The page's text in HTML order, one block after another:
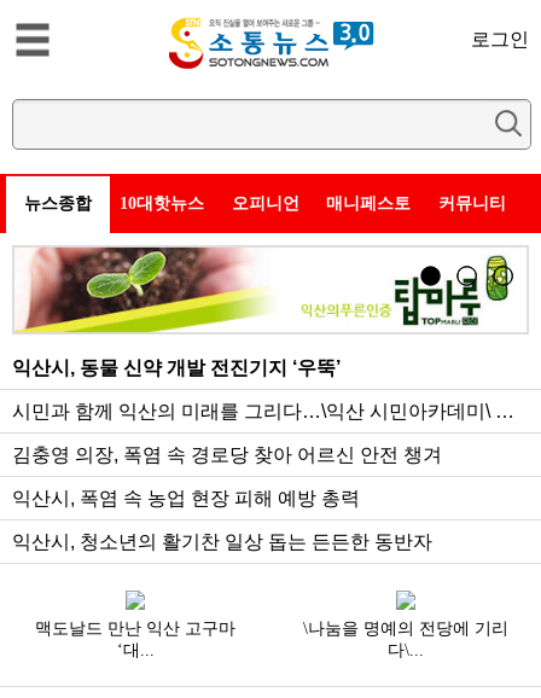
로그인
뉴스종합 10대핫뉴스 오피니언 매니페스토 커뮤니티
익산시, 동물 신약 개발 전진기지 ‘우뚝’
시민과 함께 익산의 미래를 그리다…\익산 시민아카데미\ 본
격 운영
김충영 의장, 폭염 속 경로당 찾아 어르신 안전 챙겨
익산시, 폭염 속 농업 현장 피해 예방 총력
익산시, 청소년의 활기찬 일상 돕는 든든한 동반자
맥도날드 만난 익산 고구마
‘대...
\나눔을 명예의 전당에 기리
다\...